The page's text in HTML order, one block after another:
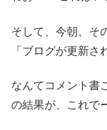
そして、今朝、そ
「ブログが更新さ
なんてコメント書
の結果が、これで